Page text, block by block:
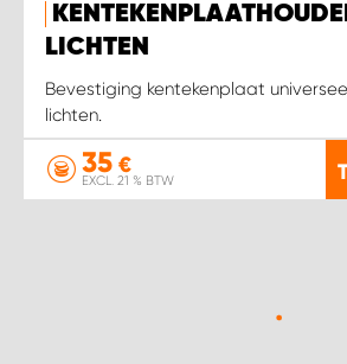
LICHTEN
Bevestiging kentekenplaat
lichten.
35 €
EXCL. 21 % BTW